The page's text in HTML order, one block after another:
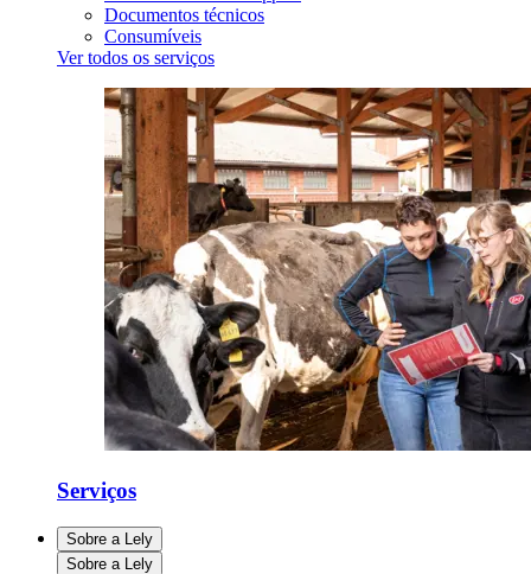
Documentos técnicos
Consumíveis
Ver todos os serviços
Serviços
Sobre a Lely
Sobre a Lely